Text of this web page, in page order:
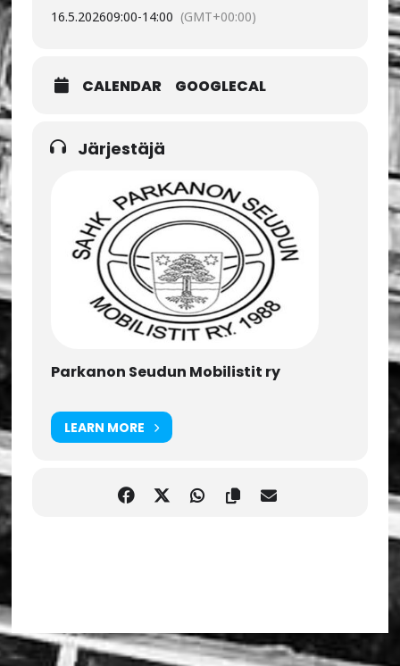
16.5.202609:00-14:00 (GMT+00:00)
CALENDAR GOOGLECAL
Järjestäjä
Parkanon Seudun Mobilistit ry
LEARN MORE